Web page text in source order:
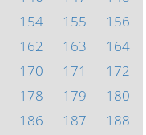
154 155
156
162 163
164
170 171
172
178 179
180
186 187
188